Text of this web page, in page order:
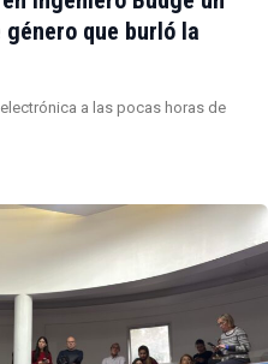
que burló la
a las pocas horas de